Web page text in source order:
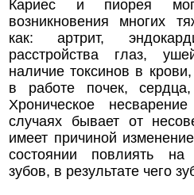
Кариес и пиорея
возникновения многих
как: артрит,
расстройства глаз,
наличие токсинов в
в работе почек,
Хроническое
случаях бывает от
имеет причиной
состоянии повлиять на
зубов, в результате чего